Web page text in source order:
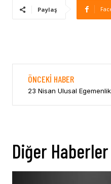
Paylaş
ÖNCEKI HABER
23 Nisan Ulusal
Diğer Haberler